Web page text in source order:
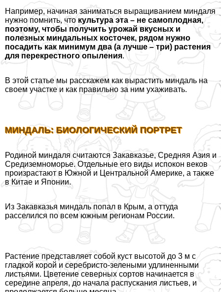
Например, начиная заниматься выращиванием миндаля
нужно помнить, что культура эта – не самоплодная,
поэтому, чтобы получить урожай вкусных и
полезных миндальных косточек, рядом нужно
посадить как минимум два (а лучше – три) растения
для перекрестного опыления.
В этой статье мы расскажем как вырастить миндаль на
своем участке и как правильно за ним ухаживать.
МИНДАЛЬ: БИОЛОГИЧЕСКИЙ ПОРТРЕТ
Родиной миндаля считаются Закавказье, Средняя Азия и
Средиземноморье. Отдельные его виды испокон веков
произрастают в Южной и Центральной Америке, а также
в Китае и Японии.
Из Закавказья миндаль попал в Крым, а оттуда
расселился по всем южным регионам России.
Растение представляет собой куст высотой до 3 м с
гладкой корой и серебристо-зелеными удлиненными
листьями. Цветение северных сортов начинается в
середине апреля, до начала распускания листьев, и